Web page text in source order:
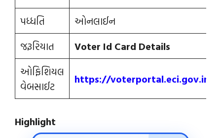
પધ્ધતિ
ઓનલાઈન
જરૂરિયાત
Voter Id Card Details
ઓફિશિયલ
વેબસાઈટ
https://voterportal.eci.gov.in/
Highlight